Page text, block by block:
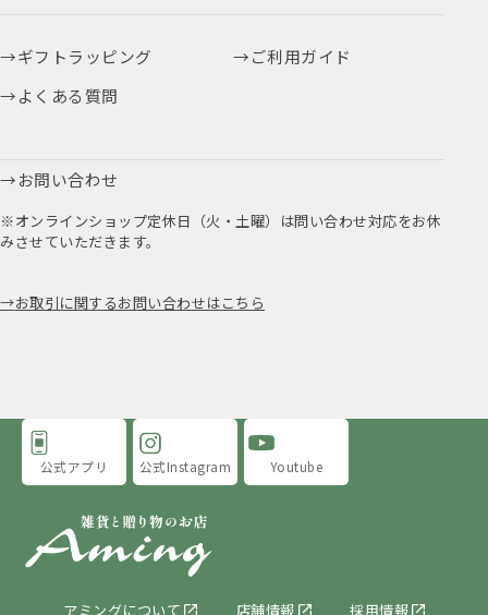
ギフトラッピング
ご利用ガイド
よくある質問
お問い合わせ
※オンラインショップ定休日（火・土曜）は問い合わせ対応をお休
みさせていただきます。
お取引に関するお問い合わせはこちら
アミングについて 店舗情報 採用情報
公式アプリ 公式Instagram Youtube